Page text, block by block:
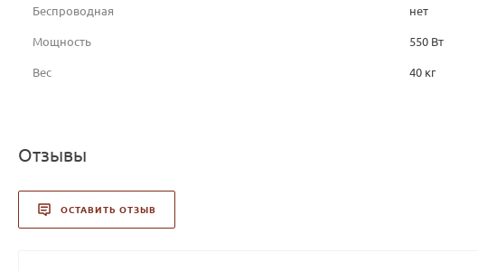
Беспроводная нет
Мощность 550 Вт
Вес 40 кг
Отзывы
ОСТАВИТЬ ОТЗЫВ